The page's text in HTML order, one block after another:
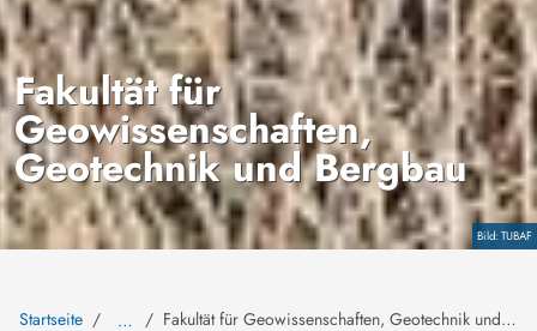
Copyright
TUBAF
Fakultät für
Geowissenschaften,
Geotechnik und Bergbau
Startseite … Fakultät für Geowissenschaften, Geotechnik und Bergbau